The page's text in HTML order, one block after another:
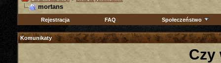
mortans
Rejestracja FAQ Społeczeństwo
Komunikaty
Czy